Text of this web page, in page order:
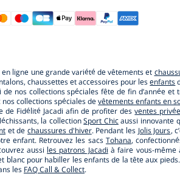
ligne une grande variété de vêtements et
chaussettes et accessoires pour lesenfants
nos collections spéciales fête de fin d’année et
collections spéciales devêtements enfants en
de Fidélité Jacadi afin de profiter desventes
la collectionSport Chicaussi innovante
et dechaussures d'hiver. Pendant les Jolis Jours,
enfant. Retrouvez les sacsTohana,
aussi les patrons Jacadi à faire vous-même
blanc pour habiller les enfants de la tête aux
les FAQ Call & Collect.